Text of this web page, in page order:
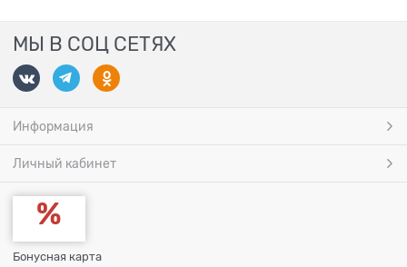
МЫ В СОЦ СЕТЯХ
Информация
Личный кабинет
Бонусная карта